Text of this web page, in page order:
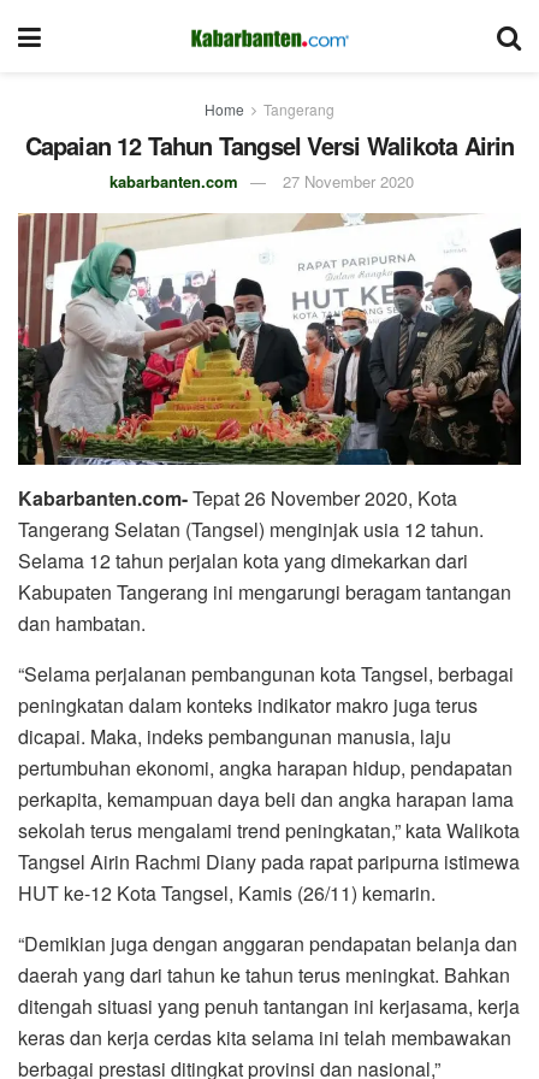
Home Tangerang
Capaian 12 Tahun Tangsel Versi Walikota Airin
kabarbanten.com 27 November 2020
Kabarbanten.com-Tepat 26 November 2020, Kota
Tangerang Selatan (Tangsel) menginjak usia 12 tahun.
Selama 12 tahun perjalan kota yang dimekarkan dari
Kabupaten Tangerang ini mengarungi beragam tantangan
dan hambatan.
“Selama perjalanan pembangunan kota Tangsel, berbagai
peningkatan dalam konteks indikator makro juga terus
dicapai. Maka, indeks pembangunan manusia, laju
pertumbuhan ekonomi, angka harapan hidup, pendapatan
perkapita, kemampuan daya beli dan angka harapan lama
sekolah terus mengalami trend peningkatan,” kata Walikota
Tangsel Airin Rachmi Diany pada rapat paripurna istimewa
HUT ke-12 Kota Tangsel, Kamis (26/11) kemarin.
“Demikian juga dengan anggaran pendapatan belanja dan
daerah yang dari tahun ke tahun terus meningkat. Bahkan
ditengah situasi yang penuh tantangan ini kerjasama, kerja
keras dan kerja cerdas kita selama ini telah membawakan
berbagai prestasi ditingkat provinsi dan nasional,”